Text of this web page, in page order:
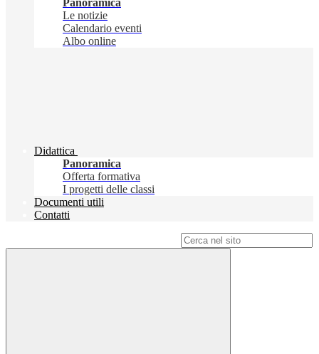
Panoramica
Le notizie
Calendario eventi
Albo online
Didattica
Panoramica
Offerta formativa
I progetti delle classi
Documenti utili
Contatti